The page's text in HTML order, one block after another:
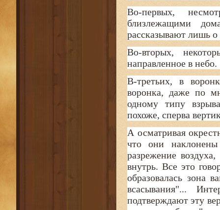
Во-первых,
близлежащими
рассказывают лишь о
Во-вторых,
направленное в небо.
В-третьих, в
воронка, даже по
одному типу
похоже, сперва
А осматривая
что они
разрежение
внутрь. Все это
образовалась зона
всасывания"...
подтверждают эту